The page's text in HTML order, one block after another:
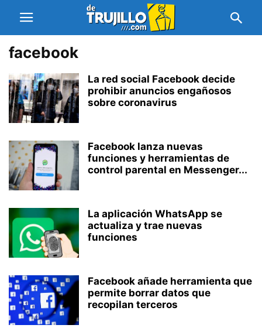
facebook
La red social Facebook decide
prohibir anuncios engañosos
sobre coronavirus
Facebook lanza nuevas
funciones y herramientas de
control parental en Messenger...
La aplicación WhatsApp se
actualiza y trae nuevas
funciones
Facebook añade herramienta que
permite borrar datos que
recopilan terceros